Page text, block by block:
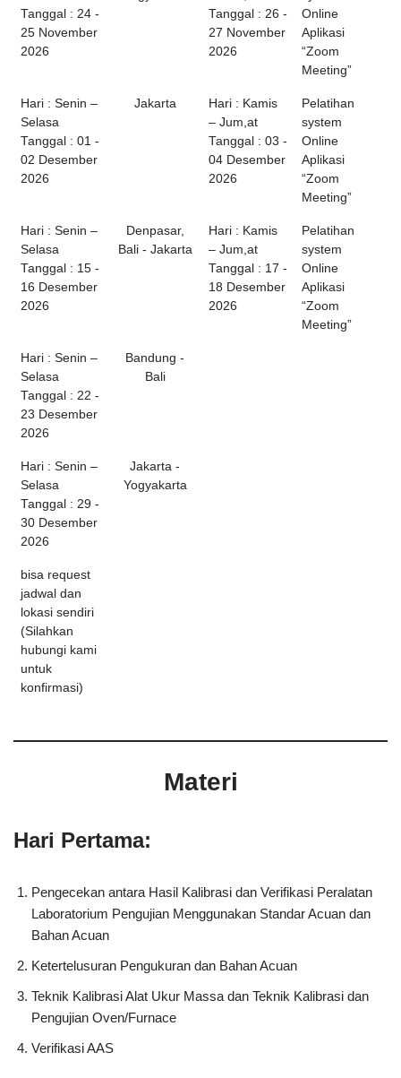
Tanggal : 24 -
25 November
2026
Tanggal : 26 -
27 November
2026
Online
Aplikasi
“Zoom
Meeting”
Hari : Senin –
Selasa
Tanggal : 01 -
02 Desember
2026
Jakarta
Hari : Kamis
– Jum,at
Tanggal : 03 -
04 Desember
2026
Pelatihan
system
Online
Aplikasi
“Zoom
Meeting”
Hari : Senin –
Selasa
Tanggal : 15 -
16 Desember
2026
Denpasar,
Bali - Jakarta
Hari : Kamis
– Jum,at
Tanggal : 17 -
18 Desember
2026
Pelatihan
system
Online
Aplikasi
“Zoom
Meeting”
Hari : Senin –
Selasa
Tanggal : 22 -
23 Desember
2026
Bandung -
Bali
Hari : Senin –
Selasa
Tanggal : 29 -
30 Desember
2026
Jakarta -
Yogyakarta
bisa request
jadwal dan
lokasi sendiri
(Silahkan
hubungi kami
untuk
konfirmasi)
Materi
Hari Pertama:
Pengecekan antara Hasil Kalibrasi dan Verifikasi Peralatan
Laboratorium Pengujian Menggunakan Standar Acuan dan
Bahan Acuan
Ketertelusuran Pengukuran dan Bahan Acuan
Teknik Kalibrasi Alat Ukur Massa dan Teknik Kalibrasi dan
Pengujian Oven/Furnace
Verifikasi AAS